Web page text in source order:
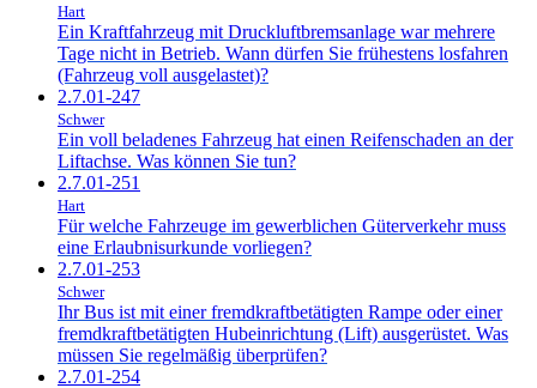
Hart
Ein Kraftfahrzeug mit Druckluftbremsanlage war mehrere
Tage nicht in Betrieb. Wann dürfen Sie frühestens losfahren
(Fahrzeug voll ausgelastet)?
2.7.01-247
Schwer
Ein voll beladenes Fahrzeug hat einen Reifenschaden an der
Liftachse. Was können Sie tun?
2.7.01-251
Hart
Für welche Fahrzeuge im gewerblichen Güterverkehr muss
eine Erlaubnisurkunde vorliegen?
2.7.01-253
Schwer
Ihr Bus ist mit einer fremdkraftbetätigten Rampe oder einer
fremdkraftbetätigten Hubeinrichtung (Lift) ausgerüstet. Was
müssen Sie regelmäßig überprüfen?
2.7.01-254